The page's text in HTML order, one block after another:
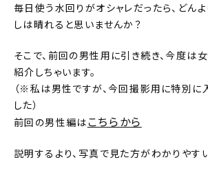
毎日使う水回りがオシャレだったら、どん
しは晴れると思いませんか？
そこで、前回の男性用に引き続き、今度は
紹介しちゃいます。
（※私は男性ですが、今回撮影用に特別に
した）
前回の男性編はこちらから
説明するより、写真で見た方がわかりやす